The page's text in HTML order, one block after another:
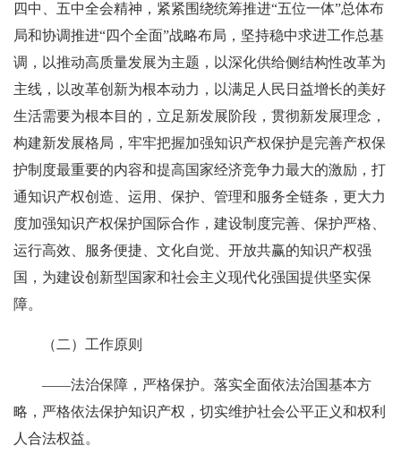
四中、五中全会精神，紧紧围绕统筹推进“五位一体”总体布
局和协调推进“四个全面”战略布局，坚持稳中求进工作总基
调，以推动高质量发展为主题，以深化供给侧结构性改革为
主线，以改革创新为根本动力，以满足人民日益增长的美好
生活需要为根本目的，立足新发展阶段，贯彻新发展理念，
构建新发展格局，牢牢把握加强知识产权保护是完善产权保
护制度最重要的内容和提高国家经济竞争力最大的激励，打
通知识产权创造、运用、保护、管理和服务全链条，更大力
度加强知识产权保护国际合作，建设制度完善、保护严格、
运行高效、服务便捷、文化自觉、开放共赢的知识产权强
国，为建设创新型国家和社会主义现代化强国提供坚实保
障。
（二）工作原则
——法治保障，严格保护。落实全面依法治国基本方
略，严格依法保护知识产权，切实维护社会公平正义和权利
人合法权益。